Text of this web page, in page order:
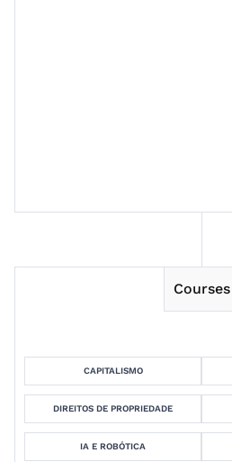
Courses
CAPITALISMO
DIREITOS DE PROPRIEDADE
IA E ROBÓTICA